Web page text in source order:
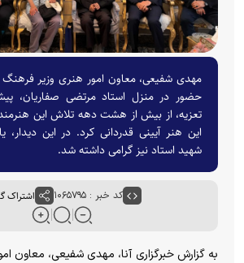
مهدی شفیعی، معاون امور هنری وزیر فرهنگ
تعزیه، از بیش از هشت دهه تلاش این
این هنر آیینی قدردانی کرد. در این دیدار،
شهید استاد نیز گرامی داشته شد.
کد خبر : ۱۰۶۵۷۹۵ اشتراک
به گزارش خبرگزاری آنا، مهدی شفیعی، معاون